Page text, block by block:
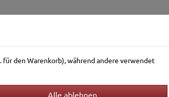
für den Warenkorb), während andere verwendet